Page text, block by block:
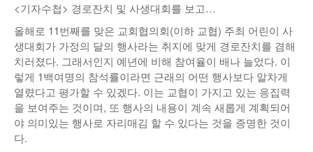
김명열칼럼
이명덕칼럼
김선옥칼럼
본보특집
100인선/독자광장
100인선
여행
<기자수첩> 경로잔치 및 사생대회를 보고…
올해로 11번째를 맞은 교회협의회(이하 교협) 주최 어린이 사
생대회가 가정의 달의 행사라는 취지에 맞게 경로잔치를 겸해
치러졌다. 그래서인지 예년에 비해 참여율이 배나 늘었다. 이
렇게 1백여명의 참석률이라면 근래의 어떤 행사보다 알차게
열렸다고 평가할 수 있겠다. 이는 교협이 가지고 있는 응집력
을 보여주는 것이며, 또 행사의 내용이 계속 새롭게 계획되어
야 의미있는 행사로 자리매김 할 수 있다는 것을 증명한 것이
다.